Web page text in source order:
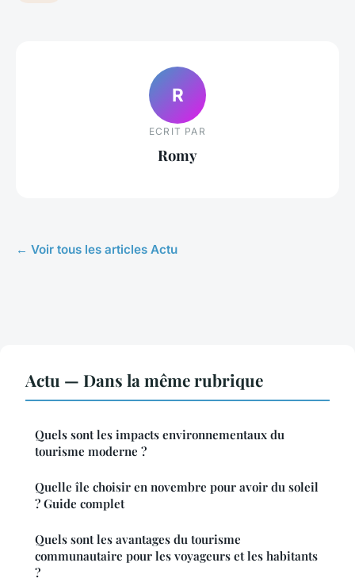
R
ECRIT PAR
Romy
← Voir tous les articles Actu
Actu — Dans la même rubrique
Quels sont les impacts environnementaux du
tourisme moderne ?
Quelle île choisir en novembre pour avoir du soleil
? Guide complet
Quels sont les avantages du tourisme
communautaire pour les voyageurs et les habitants
?